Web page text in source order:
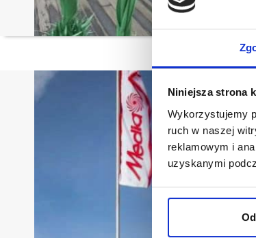
Niniejsza strona
Wykorzystujemy
ruch w naszej
reklamowym i
uzyskanymi